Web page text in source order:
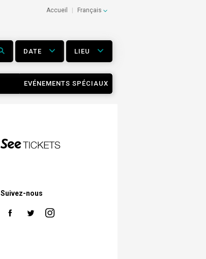
Accueil Français
DATE LIEU
EVÉNEMENTS SPÉCIAUX
Suivez-nous